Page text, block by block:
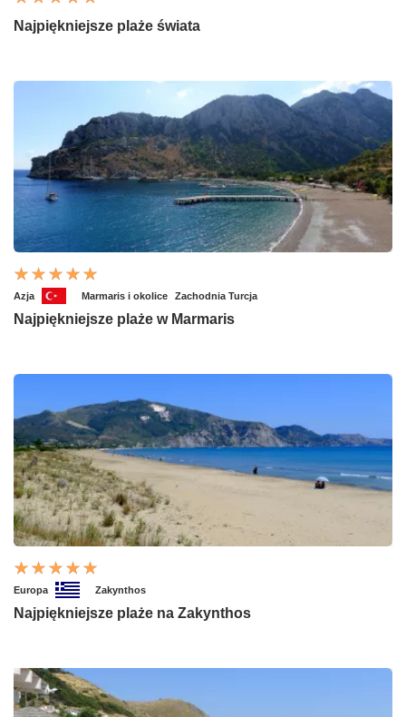
Najpiękniejsze plaże świata
Azja Marmaris i okolice Zachodnia Turcja
Najpiękniejsze plaże w Marmaris
Europa Zakynthos
Najpiękniejsze plaże na Zakynthos